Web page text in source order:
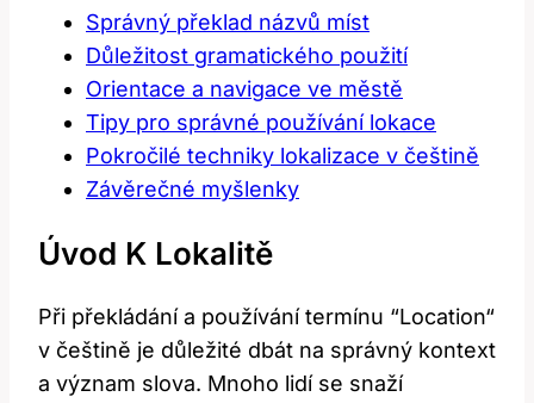
Správný překlad názvů‍ míst
Důležitost ⁤gramatického použití
Orientace a⁤ navigace ve městě
Tipy pro správné používání lokace
Pokročilé ⁤techniky lokalizace v češtině
Závěrečné myšlenky
Úvod K Lokalitě
Při překládání ‌a používání termínu ‍“Location“
v ​češtině je důležité dbát na správný‍ kontext
a ‍význam slova. Mnoho ⁤lidí se snaží